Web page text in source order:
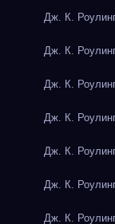
Дж. К.
Дж. К.
Дж. К.
Дж. К.
Дж. К.
Дж. К.
Дж. К.